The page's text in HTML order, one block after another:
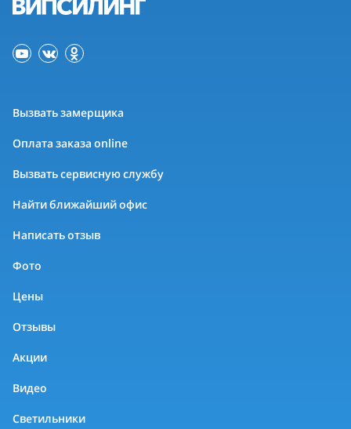
Вызвать замерщика
Оплата заказа online
Вызвать сервисную службу
Найти ближайший офис
Написать отзыв
Фото
Цены
Отзывы
Акции
Видео
Светильники